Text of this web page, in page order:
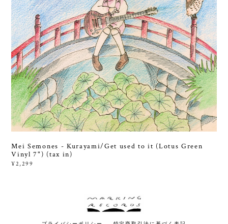
Mei Semones - Kurayami/Get used to it (Lotus Green
Vinyl 7") (tax in)
¥2,299